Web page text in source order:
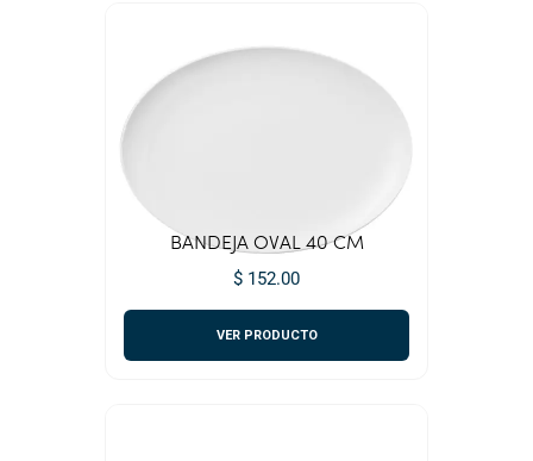
BANDEJA OVAL 40 CM
$ 152.00
VER PRODUCTO